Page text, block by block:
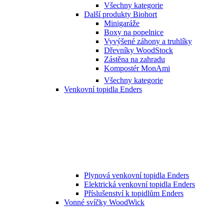
Všechny kategorie
Další produkty Biohort
Minigaráže
Boxy na popelnice
Vyvýšené záhony a truhlíky
Dřevníky WoodStock
Zástěna na zahradu
Kompostér MonAmi
Všechny kategorie
Venkovní topidla Enders
Plynová venkovní topidla Enders
Elektrická venkovní topidla Enders
Příslušenství k topidlům Enders
Vonné svíčky WoodWick